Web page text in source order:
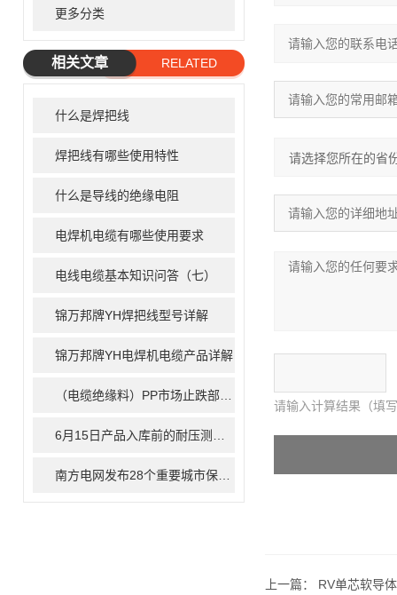
更多分类
相关文章
RELATED
什么是焊把线
焊把线有哪些使用特性
什么是导线的绝缘电阻
电焊机电缆有哪些使用要求
电线电缆基本知识问答（七）
锦万邦牌YH焊把线型号详解
锦万邦牌YH电焊机电缆产品详解
请输入计算结果（填
上一篇： RV单芯软导